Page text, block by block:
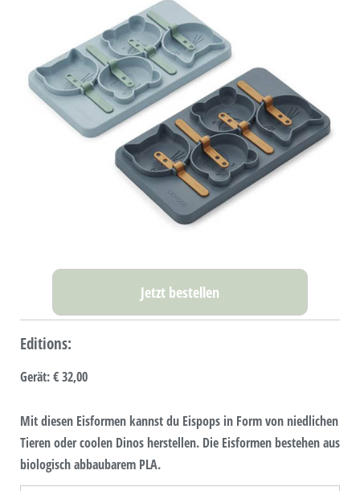
Jetzt bestellen
Editions:
Gerät:€ 32,00
Mit diesen Eisformen kannst du Eispops in Form von niedlichen
Tieren oder coolen Dinos herstellen. Die Eisformen bestehen aus
biologisch abbaubarem PLA.